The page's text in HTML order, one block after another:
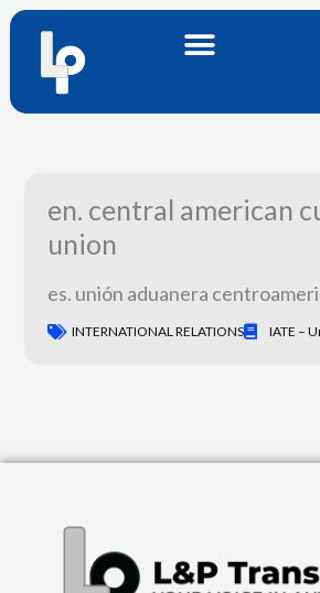
contenido
en. central american
union
es. unión aduanera
INTERNATIONAL RELATIONS IATE –